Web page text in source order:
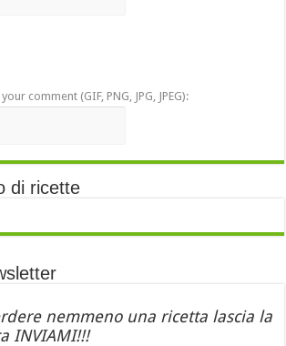
comment (GIF, PNG, JPG, JPEG):
di ricette
nemmeno una ricetta lascia la
INVIAMI!!!